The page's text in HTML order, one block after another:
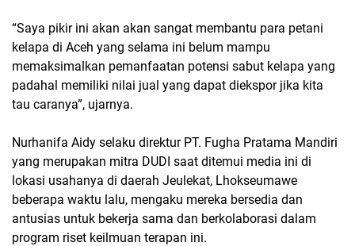
“Saya pikir ini akan akan sangat membantu para petani
kelapa di Aceh yang selama ini belum mampu
memaksimalkan pemanfaatan potensi sabut kelapa yang
padahal memiliki nilai jual yang dapat diekspor jika kita
tau caranya”, ujarnya.
Nurhanifa Aidy selaku direktur PT. Fugha Pratama Mandiri
yang merupakan mitra DUDI saat ditemui media ini di
lokasi usahanya di daerah Jeulekat, Lhokseumawe
beberapa waktu lalu, mengaku mereka bersedia dan
antusias untuk bekerja sama dan berkolaborasi dalam
program riset keilmuan terapan ini.